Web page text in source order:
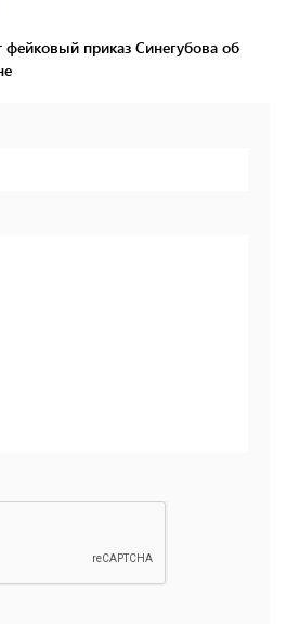
фейковый приказ Синегубова об